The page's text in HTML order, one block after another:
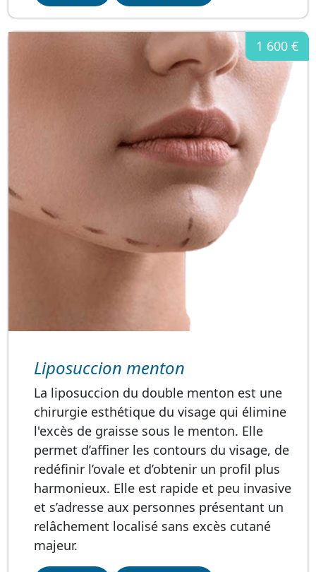
Liposuccion menton
La liposuccion du double menton est une
chirurgie esthétique du visage qui élimine
l'excès de graisse sous le menton. Elle
permet d’affiner les contours du visage, de
redéfinir l’ovale et d’obtenir un profil plus
harmonieux. Elle est rapide et peu invasive
et s’adresse aux personnes présentant un
relâchement localisé sans excès cutané
majeur.
1 600 €